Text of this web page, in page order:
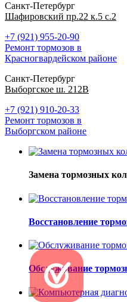
Санкт-Петербург
Шафировский пр.22 к.5 с.2
+7 (921) 955-20-90
Ремонт тормозов в
Красногвардейском районе
Санкт-Петербург
Выборгское ш. 212В
+7 (921) 910-20-33
Ремонт тормозов в
Выборгском районе
Замена тормозных
Восстановление
Обслуживание